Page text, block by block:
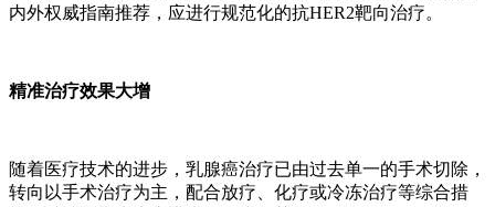
内外权威指南推荐，应进行规范化的抗HER2靶向治疗。
精准治疗效果大增
随着医疗技术的进步，乳腺癌治疗已由过去单一的手术切除，
转向以手术治疗为主，配合放疗、化疗或冷冻治疗等综合措